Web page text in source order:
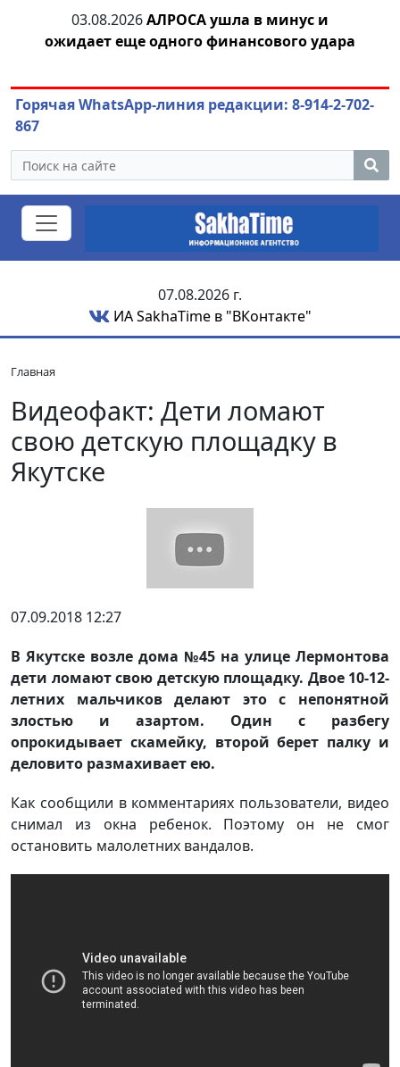
03.08.2026АЛРОСА ушла в минус и
ожидает еще одного финансового удара
Горячая WhatsApp-линия редакции: 8-914-2-702-
867
07.08.2026 г.
ИА SakhaTime в "ВКонтакте"
Главная
Видеофакт: Дети ломают
свою детскую площадку в
Якутске
07.09.2018 12:27
В Якутске возле дома №45 на улице Лермонтова
дети ломают свою детскую площадку. Двое 10-12-
летних мальчиков делают это с непонятной
злостью и азартом. Один с разбегу
опрокидывает скамейку, второй берет палку и
деловито размахивает ею.
Как сообщили в комментариях пользователи, видео
снимал из окна ребенок. Поэтому он не смог
остановить малолетних вандалов.